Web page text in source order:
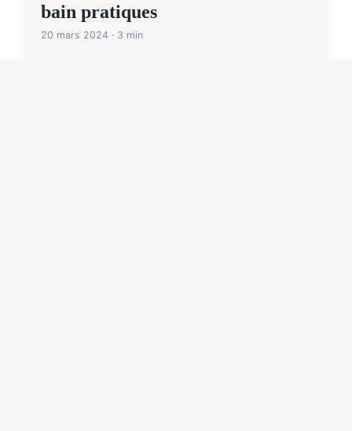
bain pratiques
20 mars 2024 · 3 min